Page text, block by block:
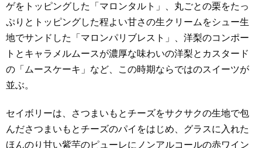
ゲをトッピングした「マロンタルト」、丸ごとの栗をたっ
ぷりとトッピングした程よい甘さの生クリームをシュー生
地でサンドした「マロンパリブレスト」、洋梨のコンポー
トとキャラメルムースが濃厚な味わいの洋梨とカスタード
の「ムースケーキ」など、この時期ならではのスイーツが
並ぶ。
セイボリーは、さつまいもとチーズをサクサクの生地で包
んださつまいもとチーズのパイをはじめ、グラスに入れた
ほんのり甘い紫芋のピューレにノンアルコールの赤ワイン